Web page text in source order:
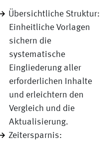
Übersichtliche Struktur:
Einheitliche Vorlagen
sichern die
systematische
Eingliederung aller
erforderlichen Inhalte
und erleichtern den
Vergleich und die
Aktualisierung.
Zeitersparnis: